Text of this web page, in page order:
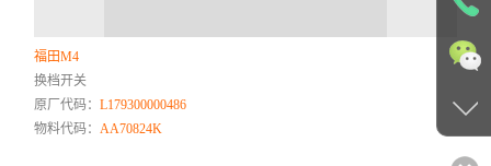
福田M4
换档开关
原厂代码：L179300000486
物料代码：AA70824K